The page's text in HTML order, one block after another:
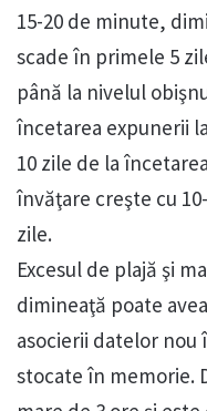
15-20 de minute,
scade în primele 5
până la nivelul
încetarea expunerii
10 zile de la
învăţare creşte cu
zile.
Excesul de plajă şi
dimineaţă poate
asocierii datelor nou
stocate în memorie.